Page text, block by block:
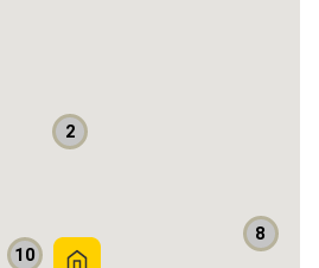
2 mobil
fasilitas umum, antara lain : Pusat
Rumah ibadah, Sekolah, Restoran,
2
8
10